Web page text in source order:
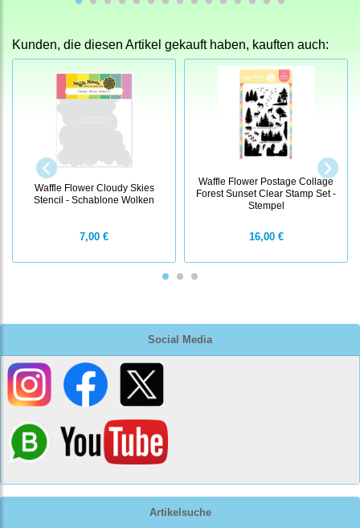
Social Media
Artikelsuche
Kunden, die diesen Artikel gekauft haben, kauften auch:
Waffle Flower Cloudy Skies
Stencil - Schablone Wolken
7,00 €
Waffle Flower Postage Collage
Forest Sunset Clear Stamp Set -
Stempel
16,00 €